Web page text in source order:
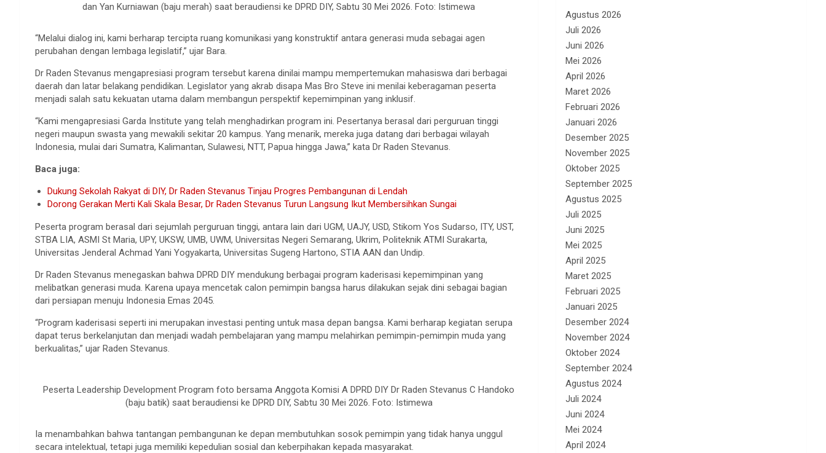
dan Yan Kurniawan (baju merah) saat beraudiensi ke DPRD DIY, Sabtu 30 Mei 2026. Foto: Istimewa
“Melalui dialog ini, kami berharap tercipta ruang komunikasi yang konstruktif antara generasi muda sebagai agen
perubahan dengan lembaga legislatif,” ujar Bara.
Dr Raden Stevanus mengapresiasi program tersebut karena dinilai mampu mempertemukan mahasiswa dari berbagai
daerah dan latar belakang pendidikan. Legislator yang akrab disapa Mas Bro Steve ini menilai keberagaman peserta
menjadi salah satu kekuatan utama dalam membangun perspektif kepemimpinan yang inklusif.
“Kami mengapresiasi Garda Institute yang telah menghadirkan program ini. Pesertanya berasal dari perguruan tinggi
negeri maupun swasta yang mewakili sekitar 20 kampus. Yang menarik, mereka juga datang dari berbagai wilayah
Indonesia, mulai dari Sumatra, Kalimantan, Sulawesi, NTT, Papua hingga Jawa,” kata Dr Raden Stevanus.
Baca juga:
Dukung Sekolah Rakyat di DIY, Dr Raden Stevanus Tinjau Progres Pembangunan di Lendah
Dorong Gerakan Merti Kali Skala Besar, Dr Raden Stevanus Turun Langsung Ikut Membersihkan Sungai
Peserta program berasal dari sejumlah perguruan tinggi, antara lain dari UGM, UAJY, USD, Stikom Yos Sudarso, ITY, UST,
STBA LIA, ASMI St Maria, UPY, UKSW, UMB, UWM, Universitas Negeri Semarang, Ukrim, Politeknik ATMI Surakarta,
Universitas Jenderal Achmad Yani Yogyakarta, Universitas Sugeng Hartono, STIA AAN dan Undip.
Dr Raden Stevanus menegaskan bahwa DPRD DIY mendukung berbagai program kaderisasi kepemimpinan yang
melibatkan generasi muda. Karena upaya mencetak calon pemimpin bangsa harus dilakukan sejak dini sebagai bagian
dari persiapan menuju Indonesia Emas 2045.
“Program kaderisasi seperti ini merupakan investasi penting untuk masa depan bangsa. Kami berharap kegiatan serupa
dapat terus berkelanjutan dan menjadi wadah pembelajaran yang mampu melahirkan pemimpin-pemimpin muda yang
berkualitas,” ujar Raden Stevanus.
Peserta Leadership Development Program foto bersama Anggota Komisi A DPRD DIY Dr Raden Stevanus C Handoko
(baju batik) saat beraudiensi ke DPRD DIY, Sabtu 30 Mei 2026. Foto: Istimewa
Ia menambahkan bahwa tantangan pembangunan ke depan membutuhkan sosok pemimpin yang tidak hanya unggul
secara intelektual, tetapi juga memiliki kepedulian sosial dan keberpihakan kepada masyarakat.
Agustus 2026
Juli 2026
Juni 2026
Mei 2026
April 2026
Maret 2026
Februari 2026
Januari 2026
Desember 2025
November 2025
Oktober 2025
September 2025
Agustus 2025
Juli 2025
Juni 2025
Mei 2025
April 2025
Maret 2025
Februari 2025
Januari 2025
Desember 2024
November 2024
Oktober 2024
September 2024
Agustus 2024
Juli 2024
Juni 2024
Mei 2024
April 2024